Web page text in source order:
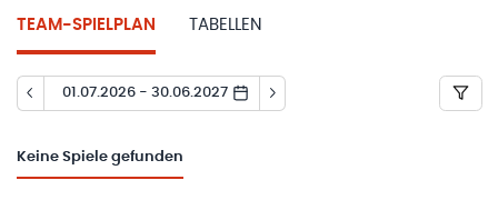
TEAM-SPIELPLAN TABELLEN
01.07.2026 - 30.06.2027
Keine Spiele gefunden